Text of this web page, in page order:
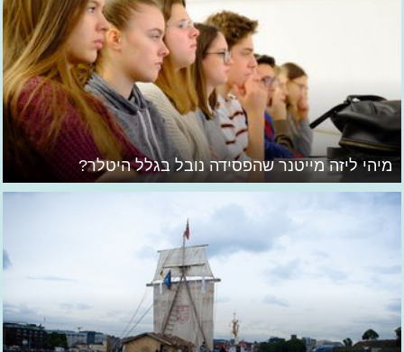
מיהי ליזה מייטנר שהפסידה נובל בגלל היטלר?